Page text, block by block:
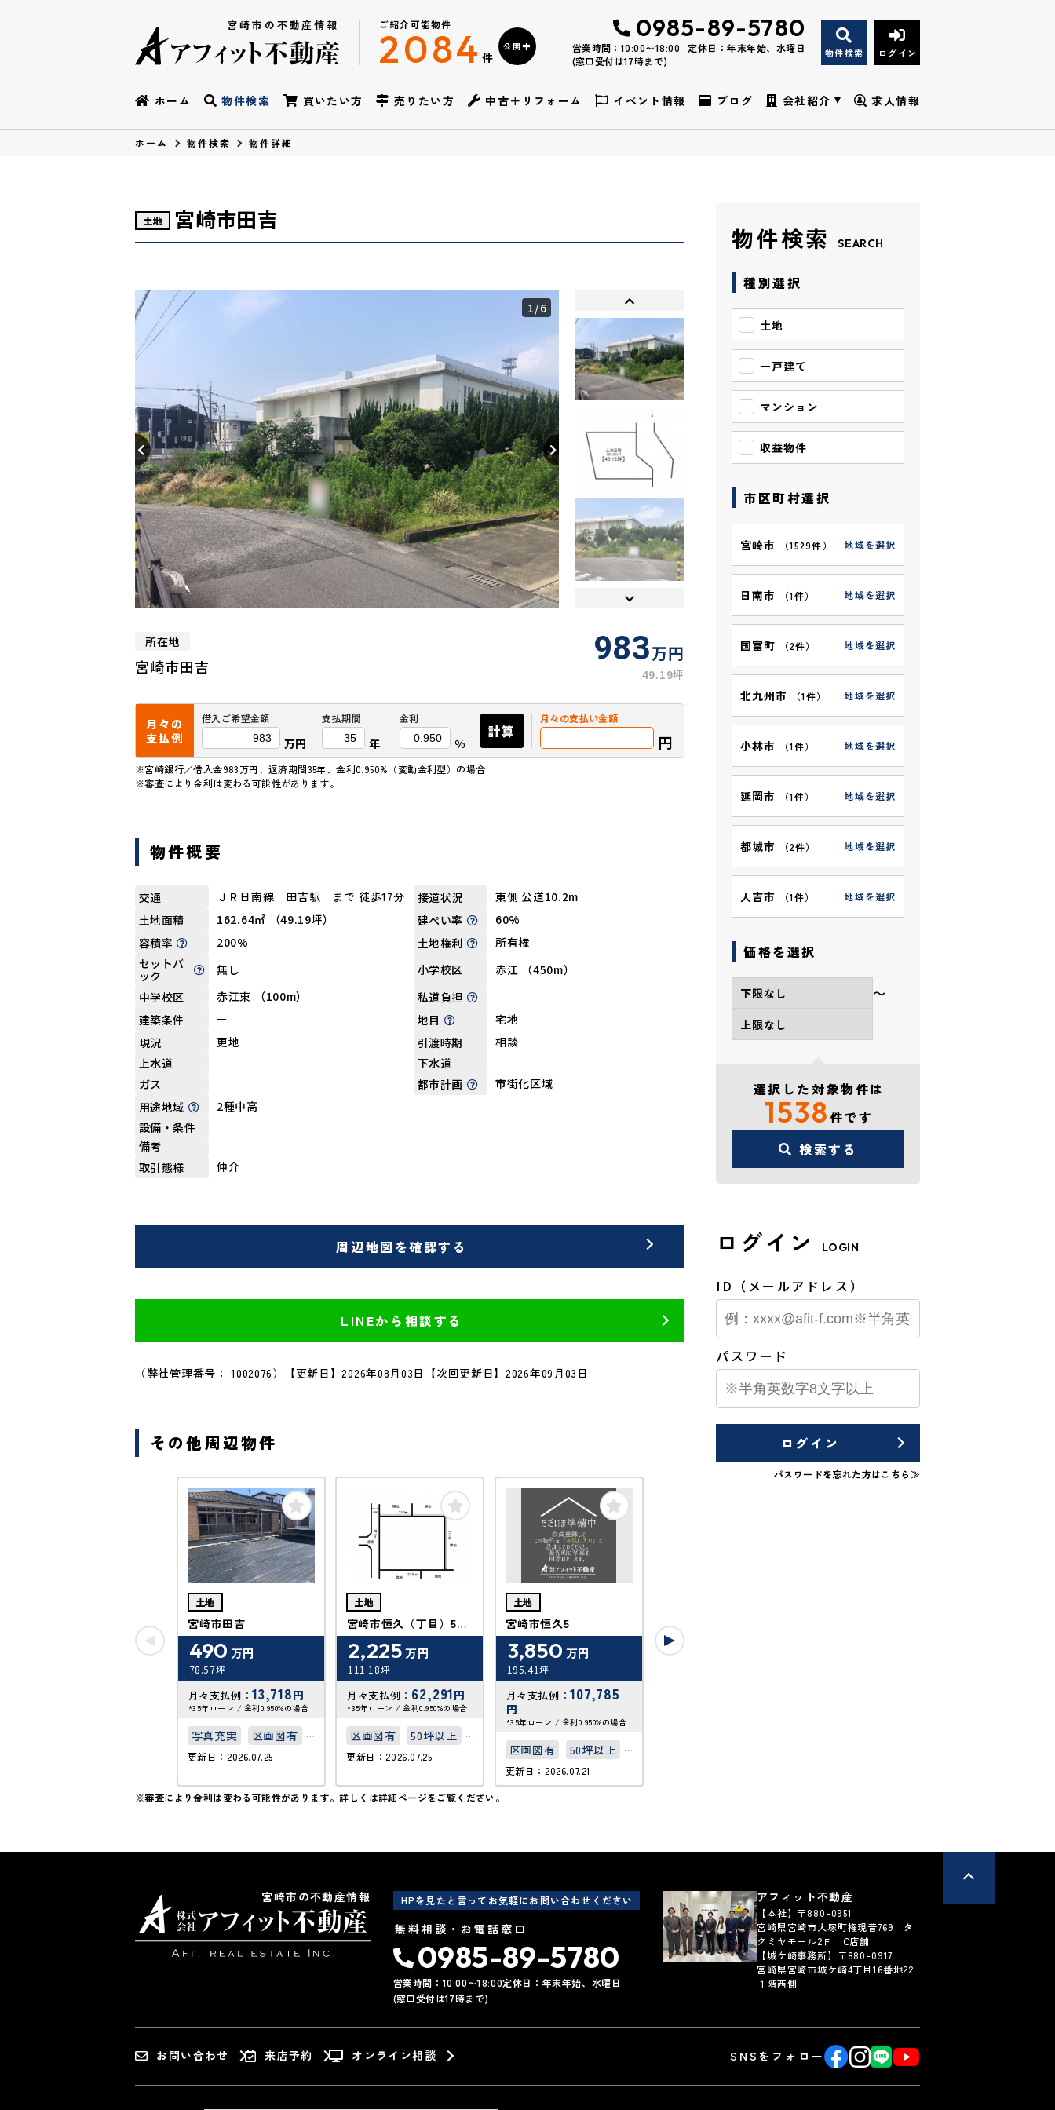
ご紹介可能物件
2084件
公開中
宮崎市の不動産情報 0985-89-5780
営業時間：10:00〜18:00
定休日：年末年始、水曜日
(窓口受付は17時まで)
物件検索 ログイン
ホーム 物件検索 買いたい方 売りたい方 中古＋リフォーム イベント情報 ブログ 会社紹介 求人情報
ホーム 物件検索 物件詳細
土地 宮崎市田吉
1/6
所在地
宮崎市田吉 983万円
49.19坪
月々の
支払例
借入ご希望金額
万円
支払期間
年
金利
%
計算
月々の支払い金額
円
※宮崎銀行／借入金983万円、返済期間35年、金利0.950%（変動金利型）の場合
※審査により金利は変わる可能性があります。
物件概要
交通 ＪＲ日南線 田吉駅 まで 徒歩17分 接道状況
東側 公道10.2m
土地面積
162.64㎡ （49.19坪） 建ぺい率
60%
容積率
200% 土地権利
所有権
セットバ
ック
無し 小学校区
赤江 （450m）
中学校区
赤江東 （100m）
私道負担
建築条件
ー 地目
宅地
現況
更地 引渡時期
相談
上水道
下水道
ガス
都市計画
市街化区域
用途地域
2種中高
設備・条件
備考
取引態様
仲介
周辺地図を確認する
LINEから相談する
（弊社管理番号： 1002076） 【更新日】2026年08月03日 【次回更新日】2026年09月03日
その他周辺物件
土地
宮崎市田吉
490 万円
78.57坪
月々支払例：13,718円
*35年ローン / 金利0.950%の場合
写真充実
区画図有
50坪以上
更新日：2026.07.25
土地
宮崎市恒久（丁目）5丁
目
2,225万円
111.18坪
月々支払例： 62,291円
*35年ローン / 金利0.950%の場合
区画図有
50坪以上
接道6ｍ以上
更新日：2026.07.25
土地
宮崎市恒久5
3,850 万円
195.41坪
月々支払例：107,785
円
*35年ローン / 金利0.950%の場合
区画図有
50坪以上
上下水道完備
更新日：2026.07.21
宮崎市＊＊＊＊
****
※審査により金利は変わる可能性があります。詳しくは詳細ページをご覧ください。
物件検索 SEARCH
種別選択
土地
一戸建て
マンション
収益物件
市区町村選択
宮崎市 （1529件） 地域を選択
日南市 （1件） 地域を選択
国富町 （2件） 地域を選択
北九州市 （1件） 地域を選択
小林市 （1件） 地域を選択
延岡市 （1件） 地域を選択
都城市 （2件） 地域を選択
人吉市 （1件） 地域を選択
価格を選択
〜
選択した対象物件は
1538件です
検索する
ログイン LOGIN
ID（メールアドレス）
パスワード
ログイン
パスワードを忘れた方はこちら≫
宮崎市の不動産情報 HPを見たと言ってお気軽にお問い合わせください
無料相談・お電話窓口
0985-89-5780
営業時間：10:00〜18:00定休日：年末年始、水曜日
(窓口受付は17時まで)
アフィット不動産
【本社】〒880-0951
宮崎県宮崎市大塚町権現昔769 タ
クミヤモール2Ｆ C店舗
【城ケ崎事務所】〒880-0917
宮崎県宮崎市城ケ崎4丁目16番地22
１階西側
お問い合わせ 来店予約 オンライン相談 SNSをフォロー